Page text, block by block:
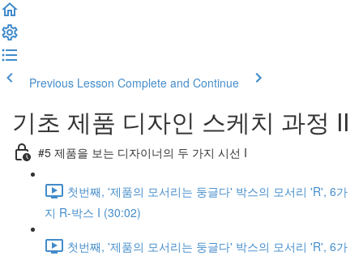
Previous Lesson Complete and Continue
기초 제품 디자인 스케치 과정 II
#5 제품을 보는 디자이너의 두 가지 시선 I
첫번째, '제품의 모서리는 둥글다' 박스의 모서리 'R', 6가
지 R-박스 I (30:02)
첫번째, '제품의 모서리는 둥글다' 박스의 모서리 'R', 6가